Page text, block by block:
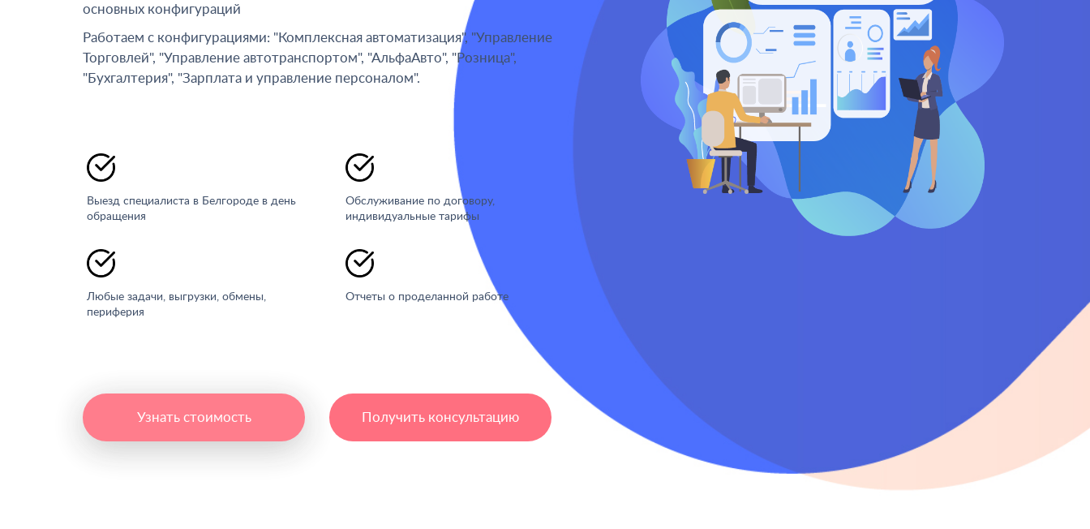
основных конфигураций
Работаем с конфигурациями: "Комплексная автоматизация", "Управление
Торговлей", "Управление автотранспортом", "АльфаАвто", "Розница",
"Бухгалтерия", "Зарплата и управление персоналом".
Выезд специалиста в Белгороде в день
обращения
Обслуживание по договору,
индивидуальные тарифы
Любые задачи, выгрузки, обмены,
периферия
Отчеты о проделанной работе
Узнать стоимость Получить консультацию